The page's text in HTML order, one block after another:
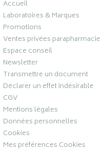
Accueil
Laboratoires & Marques
Promotions
Ventes privées parapharmacie
Espace conseil
Newsletter
Transmettre un document
Déclarer un effet indésirable
CGV
Mentions légales
Données personnelles
Cookies
Mes préférences Cookies